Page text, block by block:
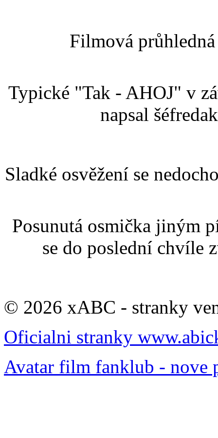
Filmová
Typické "Tak - AHOJ" v
napsal
Sladké osvěžení se
Posunutá osmička jiným
se do poslední chvíle
© 2026 xABC - stranky
Oficialni stranky
Avatar film fanklub - nove